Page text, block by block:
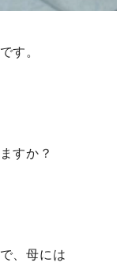
す。
すか？
、母には